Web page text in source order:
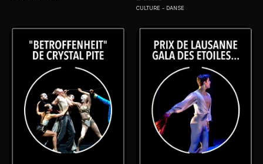
CULTURE DANSE